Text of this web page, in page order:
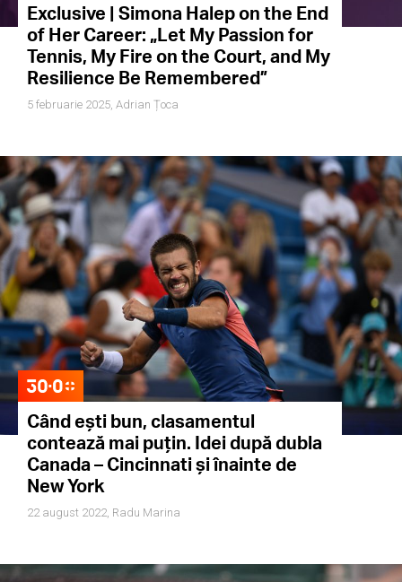
Exclusive | Simona Halep on the End
of Her Career: „Let My Passion for
Tennis, My Fire on the Court, and My
Resilience Be Remembered”
5 februarie 2025, Adrian Țoca
Când ești bun, clasamentul
contează mai puțin. Idei după dubla
Canada – Cincinnati și înainte de
New York
22 august 2022, Radu Marina